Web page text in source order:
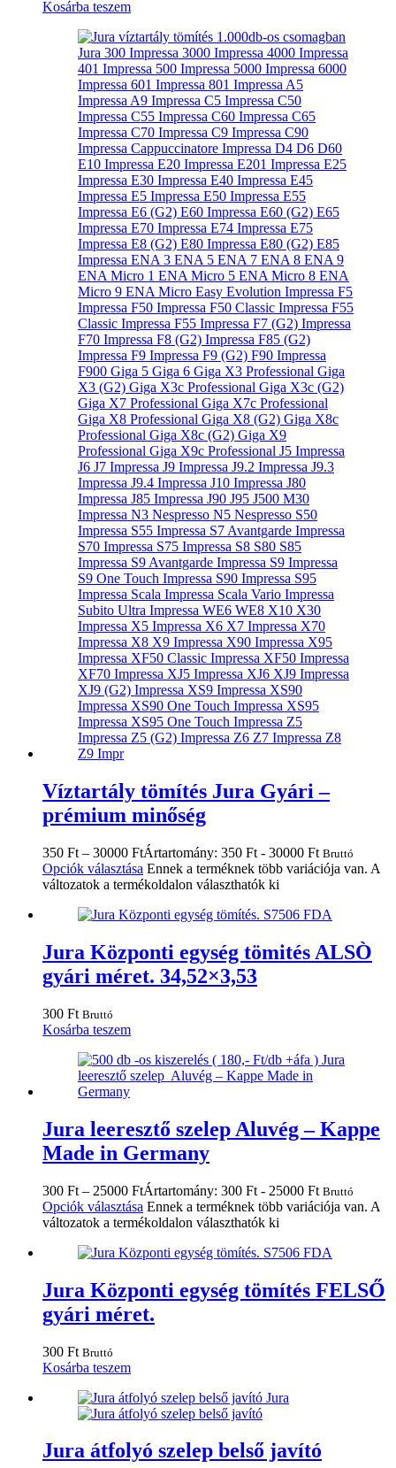
Kosárba teszem
Víztartály tömítés Jura Gyári –
prémium minőség
350 Ft – 30000 FtÁrtartomány: 350 Ft - 30000 Ft Bruttó
Opciók választása Ennek a terméknek több variációja van. A
változatok a termékoldalon választhatók ki
Jura Központi egység tömités ALSÒ
gyári méret. 34,52×3,53
300 Ft Bruttó
Kosárba teszem
Jura leeresztő szelep Aluvég – Kappe
Made in Germany
300 Ft – 25000 FtÁrtartomány: 300 Ft - 25000 Ft Bruttó
Opciók választása Ennek a terméknek több variációja van. A
változatok a termékoldalon választhatók ki
Jura Központi egység tömítés FELSŐ
gyári méret.
300 Ft Bruttó
Kosárba teszem
Jura átfolyó szelep belső javító